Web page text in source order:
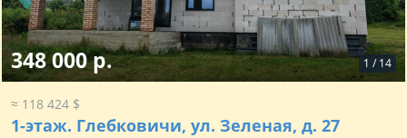
1 / 14
348 000 р.
≈ 118 424 $
1-этаж. Глебковичи, ул. Зеленая, д. 27